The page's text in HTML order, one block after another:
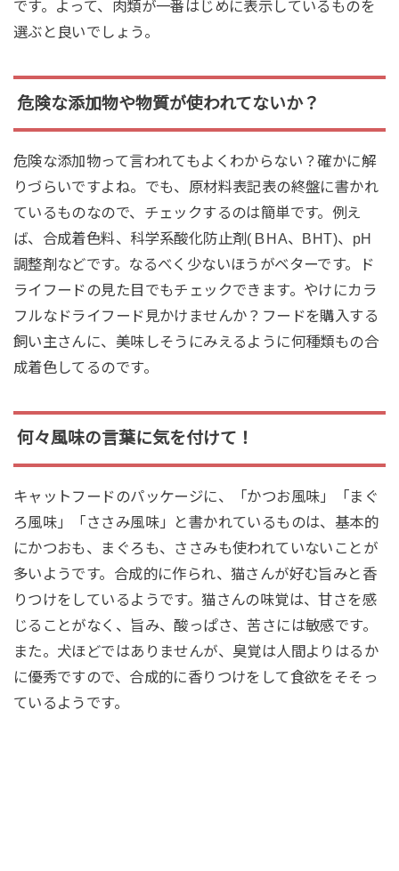
です。よって、肉類が一番はじめに表示しているものを
選ぶと良いでしょう。
危険な添加物や物質が使われてないか？
危険な添加物って言われてもよくわからない？確かに解
りづらいですよね。でも、原材料表記表の終盤に書かれ
ているものなので、チェックするのは簡単です。例え
ば、合成着色料、科学系酸化防止剤(ＢHA、BHT)、pH
調整剤などです。なるべく少ないほうがベターです。ド
ライフードの見た目でもチェックできます。やけにカラ
フルなドライフード見かけませんか？フードを購入する
飼い主さんに、美味しそうにみえるように何種類もの合
成着色してるのです。
何々風味の言葉に気を付けて！
キャットフードのパッケージに、「かつお風味」「まぐ
ろ風味」「ささみ風味」と書かれているものは、基本的
にかつおも、まぐろも、ささみも使われていないことが
多いようです。合成的に作られ、猫さんが好む旨みと香
りつけをしているようです。猫さんの味覚は、甘さを感
じることがなく、旨み、酸っぱさ、苦さには敏感です。
また。犬ほどではありませんが、臭覚は人間よりはるか
に優秀ですので、合成的に香りつけをして食欲をそそっ
ているようです。